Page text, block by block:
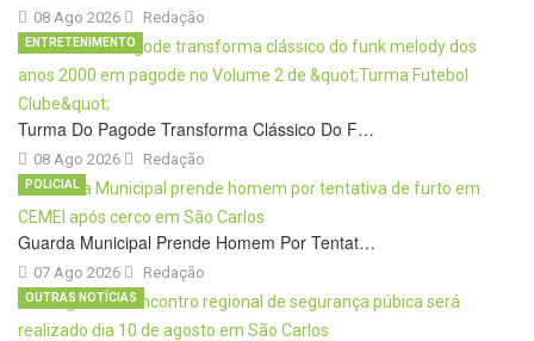
08 Ago 2026 Redação
Turma Do Pagode Transforma Clássico Do F…
08 Ago 2026
ENTRETENIMENTO
Redação
Guarda Municipal Prende Homem Por Tentat…
07 Ago 2026
POLICIAL
Redação
OUTRAS NOTÍCIAS